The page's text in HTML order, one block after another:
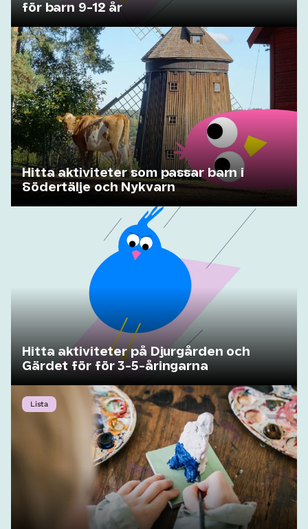
för barn 9-12 år
Hitta aktiviteter som passar barn i
Södertälje och Nykvarn
Hitta aktiviteter på Djurgården och
Gärdet för för 3-5-åringarna
Lista